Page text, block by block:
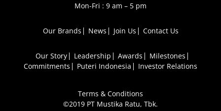
Mon-Fri : 9 am – 5 pm
Our Brands News Join Us Contact Us
Our Story Leadership Awards
Milestones
Commitments
Puteri Indonesia Investor Relations
Terms & Conditions
©2019 PT Mustika Ratu, Tbk.